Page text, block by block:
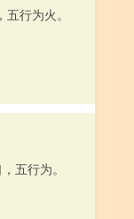
行为火。
五行为。